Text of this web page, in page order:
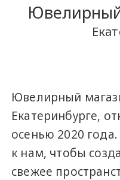
Ювелирный
Екатеринбурге,
осенью 2020
к нам, чтобы
свежее